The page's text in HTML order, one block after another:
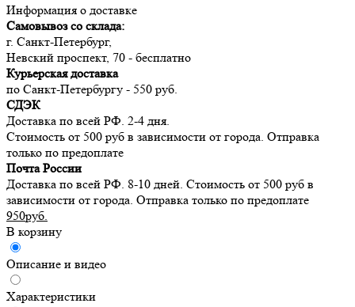
Информация о доставке
Самовывоз со склада:
г. Санкт-Петербург,
Невский проспект, 70 - бесплатно
Курьерская доставка
по Санкт-Петербургу - 550 руб.
СДЭК
Доставка по всей РФ. 2-4 дня.
Стоимость от 500 руб в зависимости от города. Отправка
только по предоплате
Почта России
Доставка по всей РФ. 8-10 дней. Стоимость от 500 руб в
зависимости от города. Отправка только по предоплате
950руб.
В корзину
Описание и видео
Характеристики